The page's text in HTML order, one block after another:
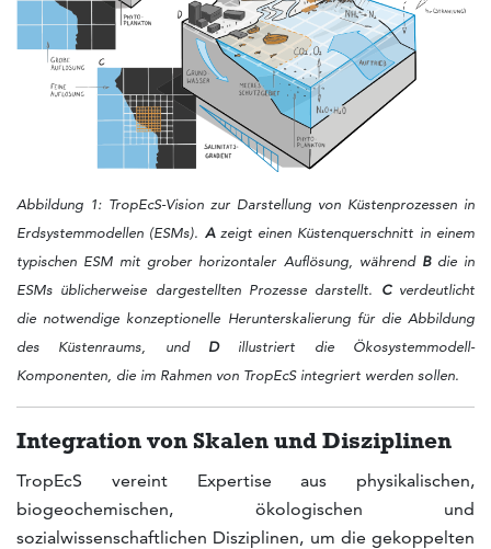
Abbildung 1: TropEcS-Vision zur Darstellung von Küstenprozessen in
Erdsystemmodellen (ESMs). Azeigt einen Küstenquerschnitt in einem
typischen ESM mit grober horizontaler Auflösung, während Bdie in
ESMs üblicherweise dargestellten Prozesse darstellt. Cverdeutlicht
die notwendige konzeptionelle Herunterskalierung für die Abbildung
des Küstenraums, und Dillustriert die Ökosystemmodell-
Komponenten, die im Rahmen von TropEcS integriert werden sollen.
Integration von Skalen und Disziplinen
TropEcS vereint Expertise aus physikalischen,
biogeochemischen, ökologischen und
sozialwissenschaftlichen Disziplinen, um die gekoppelten